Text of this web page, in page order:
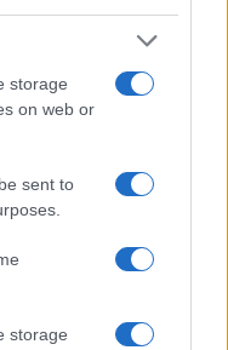
storage
on web or
sent to
storage